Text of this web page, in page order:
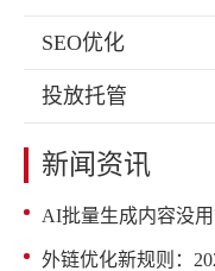
SEO优化
投放托管
新闻资讯
AI批量生成内容没用
外链优化新规则：